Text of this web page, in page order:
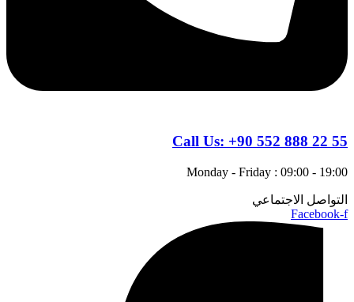
Call Us: +90 552 888 22 55
Monday - Friday : 09:00 - 19:00
التواصل الاجتماعي
Facebook-f